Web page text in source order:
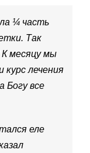
¼ часть
Так
К месяцу мы
курс лечения
Богу все
еле